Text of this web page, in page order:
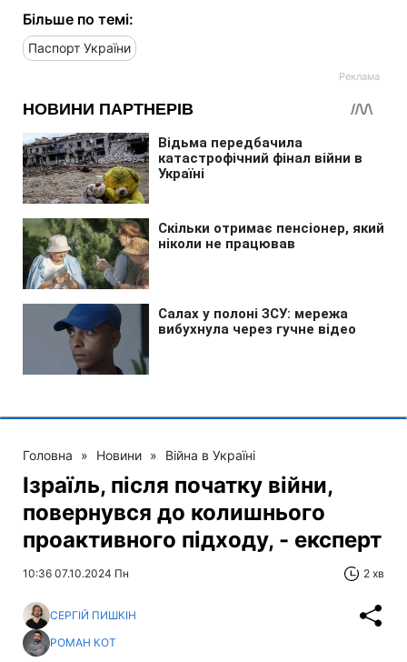
Більше по темі:
Паспорт України
Головна » Новини » Війна в Україні
Ізраїль, після початку війни,
повернувся до колишнього
проактивного підходу, - експерт
10:36 07.10.2024 Пн 2 хв
СЕРГІЙ ПИШКІН
РОМАН КОТ